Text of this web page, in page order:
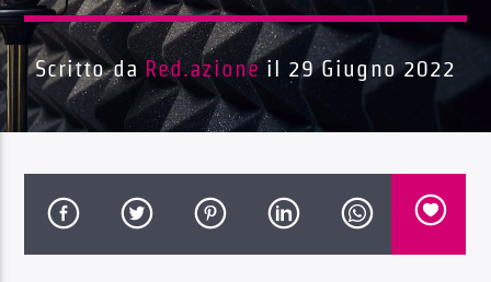
Traccia corrente
Titolo
Artista
Scritto da Red.azione il 29 Giugno 2022